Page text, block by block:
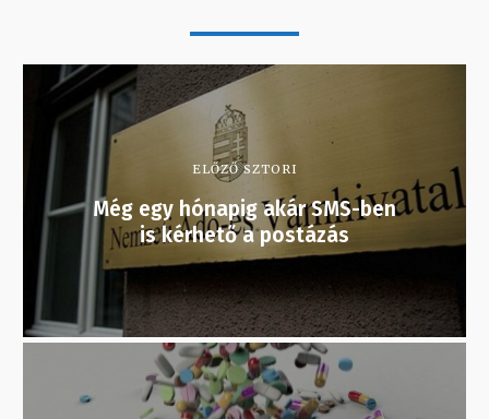
ELŐZŐ SZTORI
Még egy hónapig akár SMS-ben
is kérhető a postázás